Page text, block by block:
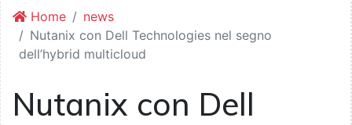
Home
news
Nutanix con Dell Technologies nel segno
dell’hybrid multicloud
Nutanix con Dell